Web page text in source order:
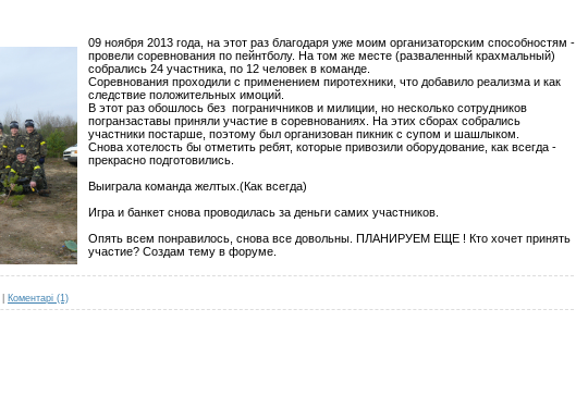
09 ноября 2013 года, на этот раз благодаря уже моим организаторским способностям -
провели соревнования по пейнтболу. На том же месте (разваленный крахмальный)
собрались 24 участника, по 12 человек в команде.
Соревнования проходили с применением пиротехники, что добавило реализма и как
следствие положительных имоций.
В этот раз обошлось без пограничников и милиции, но несколько сотрудников
погранзаставы приняли участие в соревнованиях. На этих сборах собрались
участники постарше, поэтому был организован пикник с супом и шашлыком.
Снова хотелость бы отметить ребят, которые привозили оборудование, как всегда -
прекрасно подготовились.
Выиграла команда желтых.(Как всегда)
Игра и банкет снова проводилась за деньги самих участников.
Опять всем понравилось, снова все довольны. ПЛАНИРУЕМ ЕЩЕ ! Кто хочет принять
участие? Создам тему в форуме.
Коментарі (1)